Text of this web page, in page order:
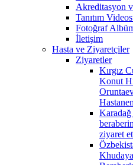
Akreditasyon
Tanıtım
Fotoğraf
İletişim
Hasta ve Ziyaretçiler
Ziyaretler
Kırgız
Konut
Karadağ
ziyaret